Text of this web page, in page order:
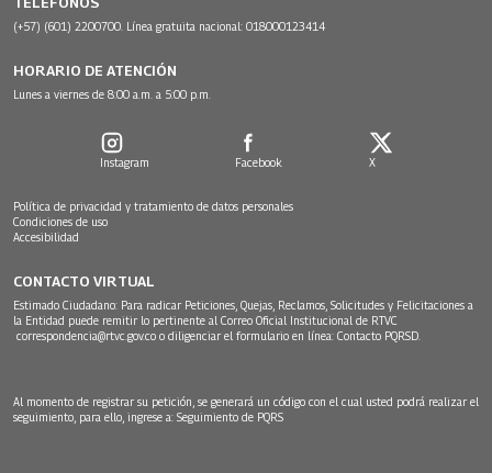
(+57) (601) 2200700. Línea gratuita nacional: 018000123414
HORARIO DE ATENCIÓN
Lunes a viernes de 8:00 a.m. a 5:00 p.m.
Instagram Facebook X
Política de privacidad y tratamiento de datos personales
Condiciones de uso
Accesibilidad
CONTACTO VIRTUAL
Estimado Ciudadano: Para radicar Peticiones, Quejas, Reclamos, Solicitudes y Felicitaciones a
la Entidad puede remitir lo pertinente al Correo Oficial Institucional de RTVC
correspondencia@rtvc.gov.co o diligenciar el formulario en línea: Contacto PQRSD.
Al momento de registrar su petición, se generará un código con el cual usted podrá realizar el
seguimiento, para ello, ingrese a: Seguimiento de PQRS